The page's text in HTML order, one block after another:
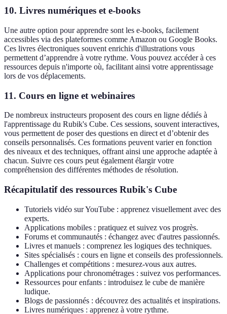
10. Livres numériques et e-books
Une autre option pour apprendre sont les e-books, facilement
accessibles via des plateformes comme Amazon ou Google Books.
Ces livres électroniques souvent enrichis d'illustrations vous
permettent d’apprendre à votre rythme. Vous pouvez accéder à ces
ressources depuis n'importe où, facilitant ainsi votre apprentissage
lors de vos déplacements.
11. Cours en ligne et webinaires
De nombreux instructeurs proposent des cours en ligne dédiés à
l'apprentissage du Rubik's Cube. Ces sessions, souvent interactives,
vous permettent de poser des questions en direct et d’obtenir des
conseils personnalisés. Ces formations peuvent varier en fonction
des niveaux et des techniques, offrant ainsi une approche adaptée à
chacun. Suivre ces cours peut également élargir votre
compréhension des différentes méthodes de résolution.
Récapitulatif des ressources Rubik's Cube
Tutoriels vidéo sur YouTube : apprenez visuellement avec des
experts.
Applications mobiles : pratiquez et suivez vos progrès.
Forums et communautés : échangez avec d'autres passionnés.
Livres et manuels : comprenez les logiques des techniques.
Sites spécialisés : cours en ligne et conseils des professionnels.
Challenges et compétitions : mesurez-vous aux autres.
Applications pour chronométrages : suivez vos performances.
Ressources pour enfants : introduisez le cube de manière
ludique.
Blogs de passionnés : découvrez des actualités et inspirations.
Livres numériques : apprenez à votre rythme.